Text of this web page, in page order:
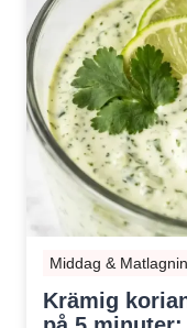
Middag &
Krämig